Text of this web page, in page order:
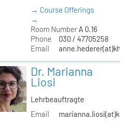
→ Course Offerings
→
Room NumberA 0.16
Phone
030 / 47705258
Email
Dr. Marianna
Liosi
Lehrbeauftragte
Email